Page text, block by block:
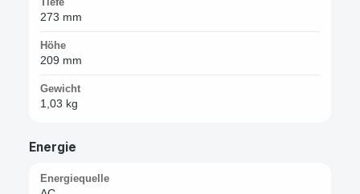
273 mm
Höhe
209 mm
Gewicht
1,03 kg
Energie
Energiequelle